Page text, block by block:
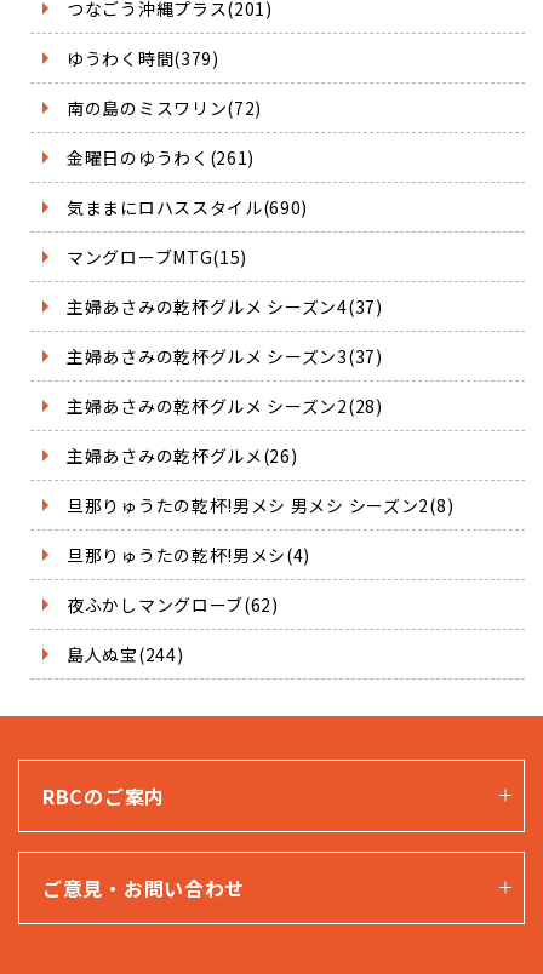
つなごう沖縄プラス(201)
ゆうわく時間(379)
南の島のミスワリン(72)
金曜日のゆうわく(261)
気ままにロハススタイル(690)
マングローブMTG(15)
主婦あさみの乾杯グルメ シーズン4(37)
主婦あさみの乾杯グルメ シーズン3(37)
主婦あさみの乾杯グルメ シーズン2(28)
主婦あさみの乾杯グルメ(26)
旦那りゅうたの乾杯!男メシ 男メシ シーズン2(8)
旦那りゅうたの乾杯!男メシ(4)
夜ふかしマングローブ(62)
島人ぬ宝(244)
RBCのご案内
ご意見・お問い合わせ